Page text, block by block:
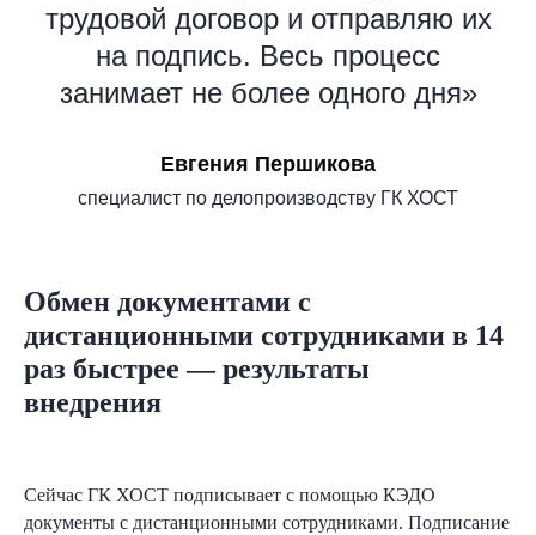
трудовой договор и отправляю их
на подпись. Весь процесс
занимает не более одного дня»
Евгения Першикова
специалист по делопроизводству ГК ХОСТ
Обмен документами с
дистанционными сотрудниками в 14
раз быстрее — результаты
внедрения
Сейчас ГК ХОСТ подписывает с помощью КЭДО
документы с дистанционными сотрудниками. Подписание